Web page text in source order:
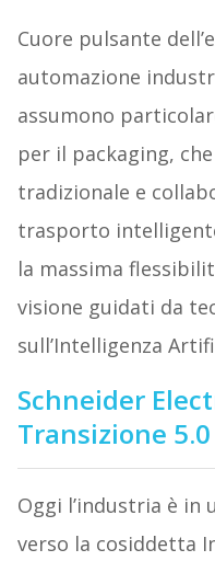
Cuore pulsante
automazione
assumono
per il packaging,
tradizionale e
trasporto
la massima
visione guidati da
sull’Intelligenza
Schneider
Transizione 5.0
Oggi l’industria è in
verso la cosiddetta